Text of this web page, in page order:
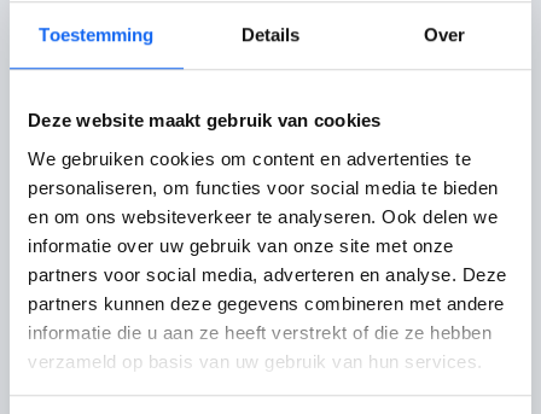
Toestemming Details Over
Deze website maakt gebruik van cookies
We gebruiken cookies om content en advertenties te
personaliseren, om functies voor social media te bieden
en om ons websiteverkeer te analyseren. Ook delen we
informatie over uw gebruik van onze site met onze
partners voor social media, adverteren en analyse. Deze
partners kunnen deze gegevens combineren met andere
informatie die u aan ze heeft verstrekt of die ze hebben
verzameld op basis van uw gebruik van hun services.
Bereikbaarheid
-
Aanbevolen door
klant
Paar weken geleden bij HSL bikes...
Paar weken geleden bij HSL bikes een Suzuki
intruder 1500 gekocht. Prima en gezellig
geholpen....voelde mij gelijk thuis en dat vind ik erg
belangrijk. Nou wilde vanmorgen mijn intruder niet
meer starten (accu leeg/kapot). Ik belde Jaap (de
eigenaar van HSL bikes) en ik kon direct langs
komen en hij ging het oplossen. Dus met behulp
van de buurman de intruder aan de praat
gekregen en op naar Vianen. En inderdaad gelijk